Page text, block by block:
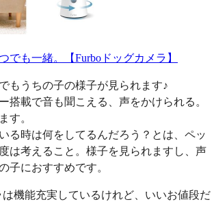
でも一緒。【Furboドッグカメラ】
もうちの子の様子が見られます♪
搭載で音も聞こえる、声をかけられる。
す。
る時は何をしてるんだろう？とは、ペッ
は考えること。様子を見られますし、声
子におすすめです。
は機能充実しているけれど、いいお値段だ